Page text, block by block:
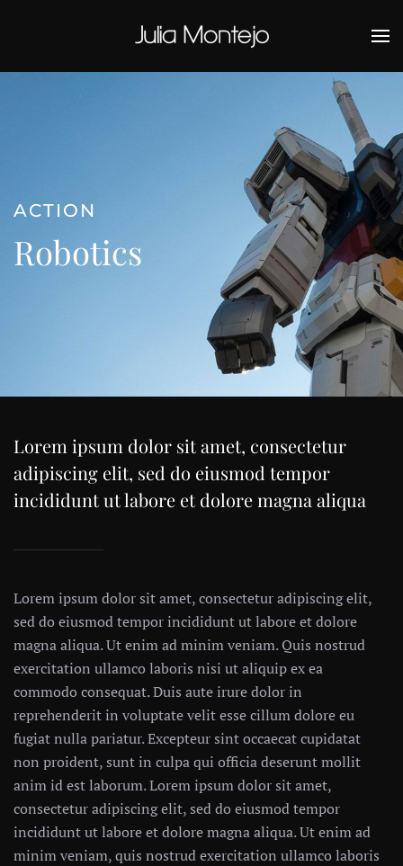
Ir al contenido principal
ACTION
Robotics
Lorem ipsum dolor sit amet, consectetur
adipiscing elit, sed do eiusmod tempor
incididunt ut labore et dolore magna aliqua
Lorem ipsum dolor sit amet, consectetur adipiscing elit,
sed do eiusmod tempor incididunt ut labore et dolore
magna aliqua. Ut enim ad minim veniam. Quis nostrud
exercitation ullamco laboris nisi ut aliquip ex ea
commodo consequat. Duis aute irure dolor in
reprehenderit in voluptate velit esse cillum dolore eu
fugiat nulla pariatur. Excepteur sint occaecat cupidatat
non proident, sunt in culpa qui officia deserunt mollit
anim id est laborum. Lorem ipsum dolor sit amet,
consectetur adipiscing elit, sed do eiusmod tempor
incididunt ut labore et dolore magna aliqua. Ut enim ad
minim veniam, quis nostrud exercitation ullamco laboris